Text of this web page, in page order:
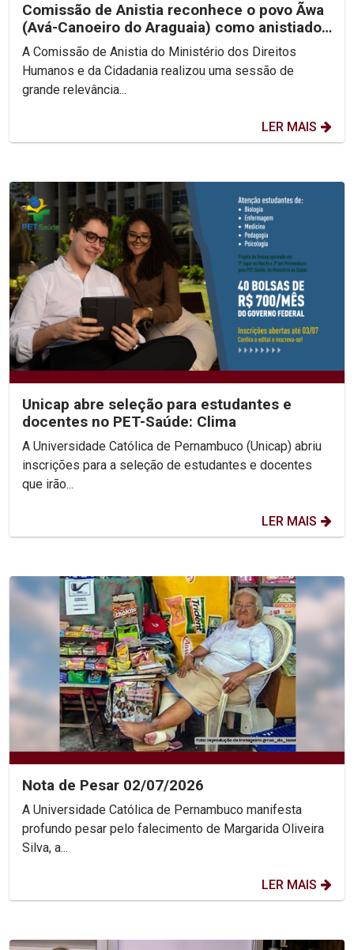
Comissão de Anistia reconhece o povo Ãwa
(Avá-Canoeiro do Araguaia) como anistiado
político coletivo
A Comissão de Anistia do Ministério dos Direitos
Humanos e da Cidadania realizou uma sessão de
grande relevância...
LER MAIS
Unicap abre seleção para estudantes e
docentes no PET-Saúde: Clima
A Universidade Católica de Pernambuco (Unicap) abriu
inscrições para a seleção de estudantes e docentes
que irão...
LER MAIS
Nota de Pesar 02/07/2026
A Universidade Católica de Pernambuco manifesta
profundo pesar pelo falecimento de Margarida Oliveira
Silva, a...
LER MAIS